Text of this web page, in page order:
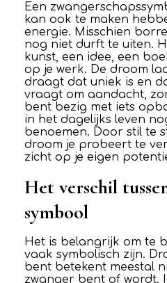
Een
kan ook te maken
energie. Misschien
nog niet durft te uiten.
kunst, een idee, een
op je werk. De droom
draagt dat uniek is en
vraagt om aandacht,
bent bezig met iets
in het dagelijks leven
benoemen. Door stil te
droom je probeert te
zicht op je eigen
Het verschil
symbool
Het is belangrijk om te
vaak symbolisch zijn.
bent betekent meestal
zwanger bent of wordt.